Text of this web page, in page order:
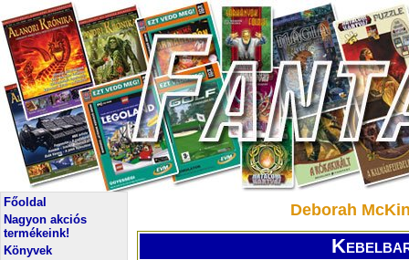
Főoldal
Nagyon akciós
termékeink!
Könyvek
Deborah